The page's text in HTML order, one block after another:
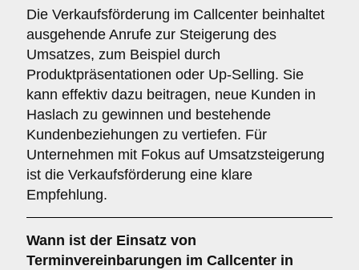
Die Verkaufsförderung im Callcenter beinhaltet
ausgehende Anrufe zur Steigerung des
Umsatzes, zum Beispiel durch
Produktpräsentationen oder Up-Selling. Sie
kann effektiv dazu beitragen, neue Kunden in
Haslach zu gewinnen und bestehende
Kundenbeziehungen zu vertiefen. Für
Unternehmen mit Fokus auf Umsatzsteigerung
ist die Verkaufsförderung eine klare
Empfehlung.
Wann ist der Einsatz von
Terminvereinbarungen im Callcenter in